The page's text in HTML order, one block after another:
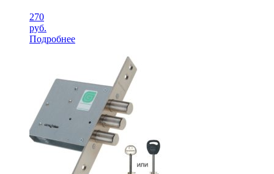
270
руб.
Подробнее